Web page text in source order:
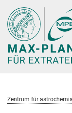
Hauptinhalt
Zentrum für